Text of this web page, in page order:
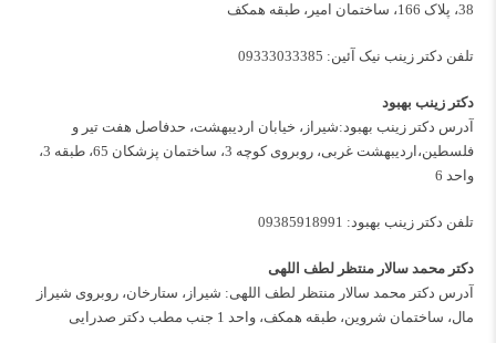
38، پلاک 166، ساختمان امیر، طبقه همکف
تلفن دکتر زینب نیک آئین: 09333033385
دکتر زینب بهبود
آدرس دکتر زینب بهبود:شیراز، خیابان اردیبهشت، حدفاصل هفت تیر و
فلسطین،اردیبهشت غربی، روبروی کوچه 3، ساختمان پزشکان 65، طبقه 3،
واحد 6
تلفن دکتر زینب بهبود: 09385918991
دکتر محمد سالار منتظر لطف اللهی
آدرس دکتر محمد سالار منتظر لطف اللهی: شیراز، ستارخان، روبروی شیراز
مال، ساختمان شروین، طبقه همکف، واحد 1 جنب مطب دکتر صدرایی